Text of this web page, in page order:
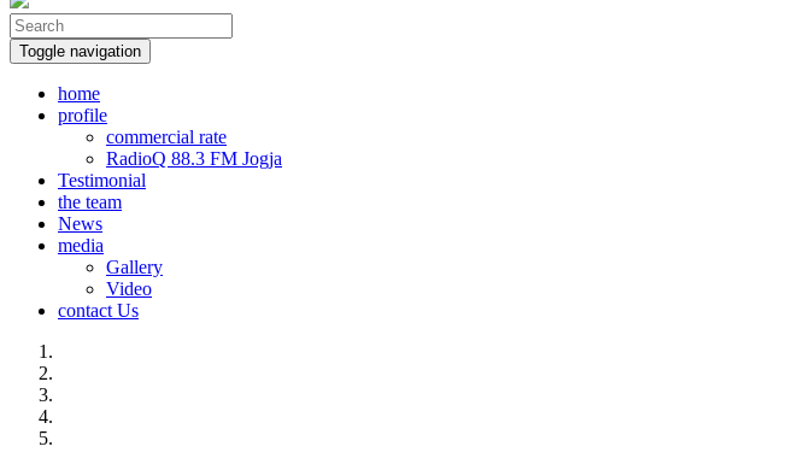
Toggle navigation
home
profile
commercial rate
RadioQ 88.3 FM Jogja
Testimonial
the team
News
media
Gallery
Video
contact Us